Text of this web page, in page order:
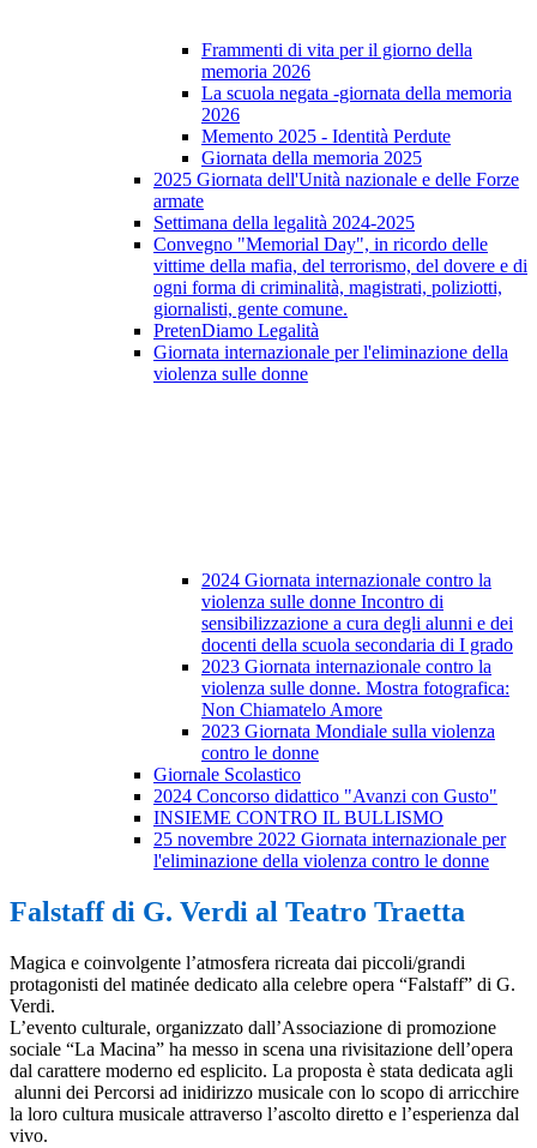
Frammenti di vita per il giorno della
memoria 2026
La scuola negata -giornata della memoria
2026
Memento 2025 - Identità Perdute
Giornata della memoria 2025
2025 Giornata dell'Unità nazionale e delle Forze
armate
Settimana della legalità 2024-2025
Convegno "Memorial Day", in ricordo delle
vittime della mafia, del terrorismo, del dovere e di
ogni forma di criminalità, magistrati, poliziotti,
giornalisti, gente comune.
PretenDiamo Legalità
Giornata internazionale per l'eliminazione della
violenza sulle donne
2024 Giornata internazionale contro la
violenza sulle donne Incontro di
sensibilizzazione a cura degli alunni e dei
docenti della scuola secondaria di I grado
2023 Giornata internazionale contro la
violenza sulle donne. Mostra fotografica:
Non Chiamatelo Amore
2023 Giornata Mondiale sulla violenza
contro le donne
Giornale Scolastico
2024 Concorso didattico "Avanzi con Gusto"
INSIEME CONTRO IL BULLISMO
25 novembre 2022 Giornata internazionale per
l'eliminazione della violenza contro le donne
Falstaff di G. Verdi al Teatro Traetta
Magica e coinvolgente l’atmosfera ricreata dai piccoli/grandi
protagonisti del matinée dedicato alla celebre opera “Falstaff” di G.
Verdi.
L’evento culturale, organizzato dall’Associazione di promozione
sociale “La Macina” ha messo in scena una rivisitazione dell’opera
dal carattere moderno ed esplicito. La proposta è stata dedicata agli
alunni dei Percorsi ad inidirizzo musicale con lo scopo di arricchire
la loro cultura musicale attraverso l’ascolto diretto e l’esperienza dal
vivo.